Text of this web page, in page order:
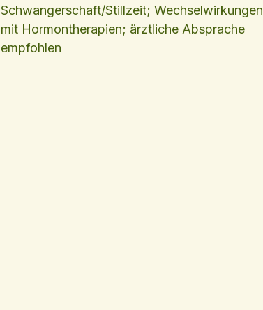
Schwangerschaft/Stillzeit; Wechselwirkungen
mit Hormontherapien; ärztliche Absprache
empfohlen